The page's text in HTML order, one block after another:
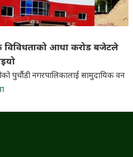
विविधताको आधा करोड बजेटले
पुर्चौडी नगरपालिकालाई सामुदायिक वन